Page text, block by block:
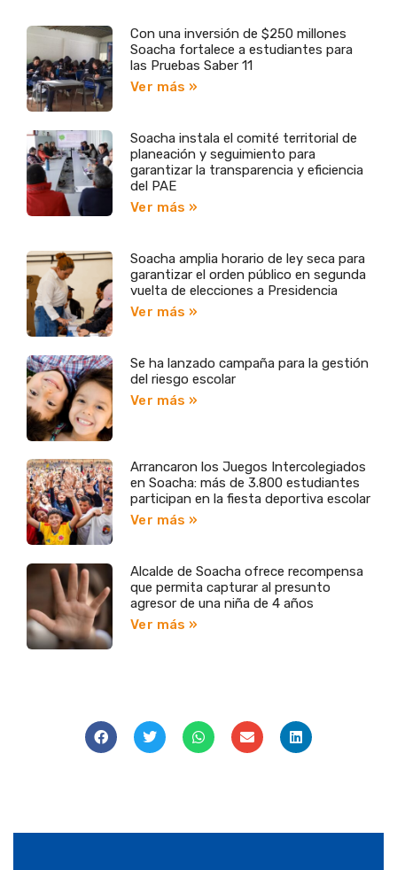
Con una inversión de $250 millones
Soacha fortalece a estudiantes para
las Pruebas Saber 11
Ver más »
Soacha instala el comité territorial de
planeación y seguimiento para
garantizar la transparencia y eficiencia
del PAE
Ver más »
Soacha amplia horario de ley seca para
garantizar el orden público en segunda
vuelta de elecciones a Presidencia
Ver más »
Se ha lanzado campaña para la gestión
del riesgo escolar
Ver más »
Arrancaron los Juegos Intercolegiados
en Soacha: más de 3.800 estudiantes
participan en la fiesta deportiva escolar
Ver más »
Alcalde de Soacha ofrece recompensa
que permita capturar al presunto
agresor de una niña de 4 años
Ver más »